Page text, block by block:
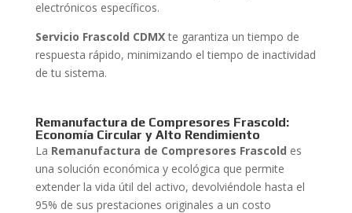
electrónicos específicos.
Servicio Frascold CDMXte garantiza un tiempo de
respuesta rápido, minimizando el tiempo de inactividad
de tu sistema.
Remanufactura de Compresores Frascold:
Economía Circular y Alto Rendimiento
La Remanufactura de Compresores Frascold es
una solución económica y ecológica que permite
extender la vida útil del activo, devolviéndole hasta el
95% de sus prestaciones originales a un costo